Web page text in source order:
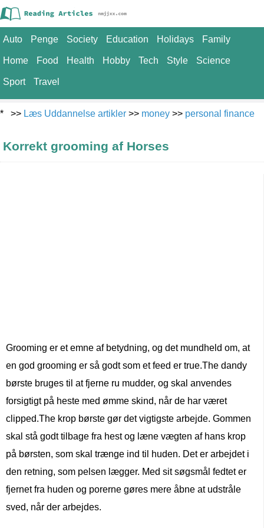
Auto Penge Society Education Holidays Family
Home Food Health Hobby Tech Style Science
Sport Travel
* >> Læs Uddannelse artikler >> money >> personal finance
Korrekt grooming af Horses
Grooming er et emne af betydning, og det mundheld om, at
en god grooming er så godt som et feed er true.The dandy
børste bruges til at fjerne ru mudder, og skal anvendes
forsigtigt på heste med ømme skind, når de har været
clipped.The krop børste gør det vigtigste arbejde. Gommen
skal stå godt tilbage fra hest og læne vægten af ​​hans krop
på børsten, som skal trænge ind til huden. Det er arbejdet i
den retning, som pelsen lægger. Med sit søgsmål fedtet er
fjernet fra huden og porerne gøres mere åbne at udstråle
sved, når der arbejdes.